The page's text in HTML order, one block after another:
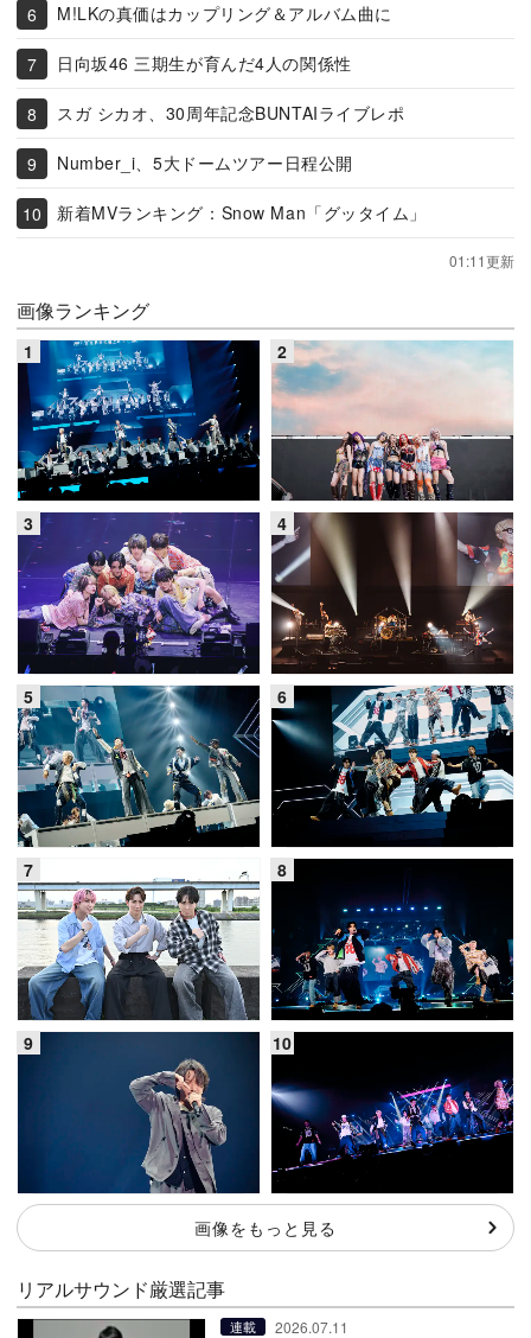
M!LKの真価はカップリング＆アルバム曲に
日向坂46 三期生が育んだ4人の関係性
スガ シカオ、30周年記念BUNTAIライブレポ
Number_i、5大ドームツアー日程公開
新着MVランキング：Snow Man「グッタイム」
01:11更新
画像ランキング
画像をもっと見る
リアルサウンド厳選記事
連載 2026.07.11